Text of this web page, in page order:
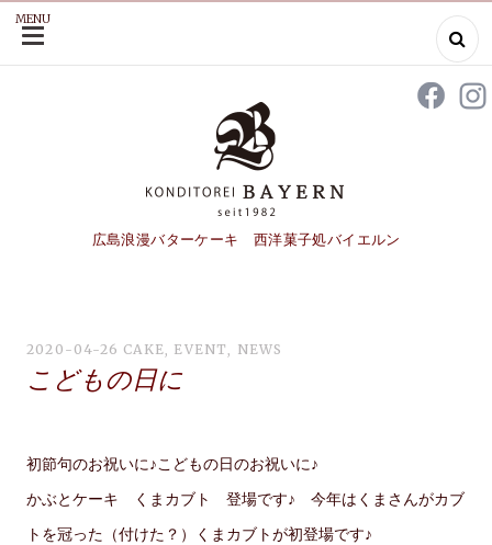
SKIP
CONTENT
広島浪漫バターケーキ 西洋菓子処バイエルン
MENU
2020-04-26 CAKE EVENT NEWS
こどもの日に
初節句のお祝いに♪こどもの日のお祝いに♪
かぶとケーキ くまカブト 登場です♪ 今年はくまさんがカブ
トを冠った（付けた？）くまカブトが初登場です♪